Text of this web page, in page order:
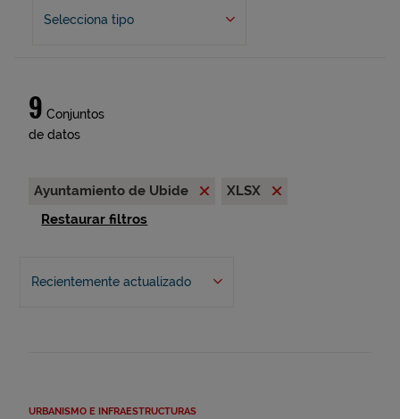
Selecciona tipo
9 Conjuntos
de datos
Ayuntamiento de Ubide
XLSX
Restaurar filtros
Recientemente actualizado
URBANISMO E INFRAESTRUCTURAS